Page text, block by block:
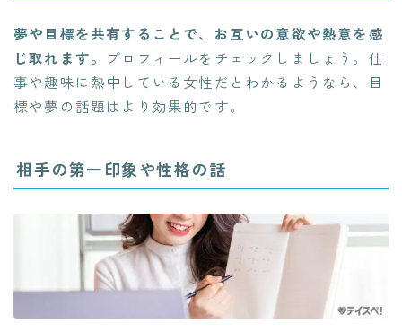
夢や目標を共有することで、お互いの意欲や熱意を感
じ取れます。 プロフィールをチェックしましょう。仕
事や趣味に熱中している女性だとわかるようなら、目
標や夢の話題はより効果的です。
相手の第一印象や性格の話